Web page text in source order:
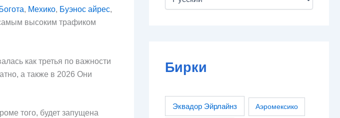
Богота, Мехико, Буэнос айрес,
высоким трафиком
как третья по важности
а также в 2026 Они
того, будет запущена
Бирки
Эквадор Эйрлайнз Аэромексико